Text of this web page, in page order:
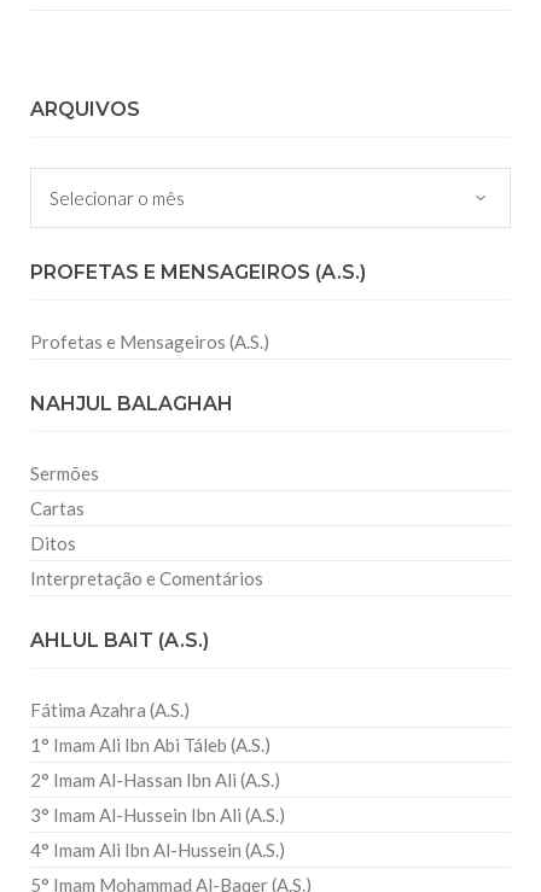
ARQUIVOS
Arquivos
PROFETAS E MENSAGEIROS (A.S.)
Profetas e Mensageiros (A.S.)
NAHJUL BALAGHAH
Sermões
Cartas
Ditos
Interpretação e Comentários
AHLUL BAIT (A.S.)
Fátima Azahra (A.S.)
1° Imam Ali Ibn Abi Táleb (A.S.)
2° Imam Al-Hassan Ibn Ali (A.S.)
3° Imam Al-Hussein Ibn Ali (A.S.)
4° Imam Ali Ibn Al-Hussein (A.S.)
5° Imam Mohammad Al-Baqer (A.S.)